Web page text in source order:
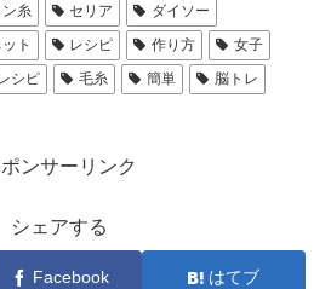
糸 セリア
ダイソー
ト レシピ 作り方
女子
シピ 毛糸 簡単
脳トレ
ンサーリンク
シェアする
Facebook はてブ